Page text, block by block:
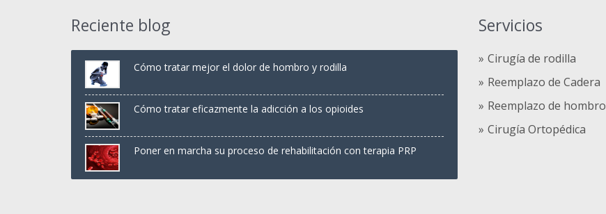
Reciente blog
Cómo tratar mejor el dolor de hombro y rodilla
Cómo tratar eficazmente la adicción a los opioides
Poner en marcha su proceso de rehabilitación con terapia PRP
Servicios
Cirugía de rodilla
Reemplazo de Cadera
Reemplazo de hombro
Cirugía Ortopédica